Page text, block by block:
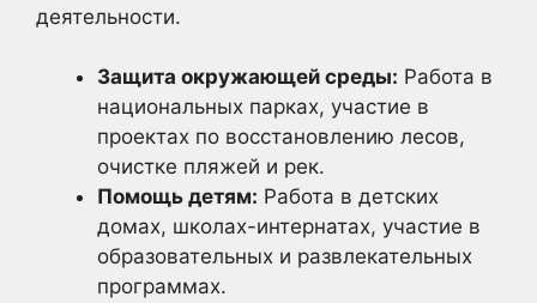
деятельности.
Защита окружающей среды: Работа в
национальных парках, участие в
проектах по восстановлению лесов,
очистке пляжей и рек.
Помощь детям: Работа в детских
домах, школах-интернатах, участие в
образовательных и развлекательных
программах.